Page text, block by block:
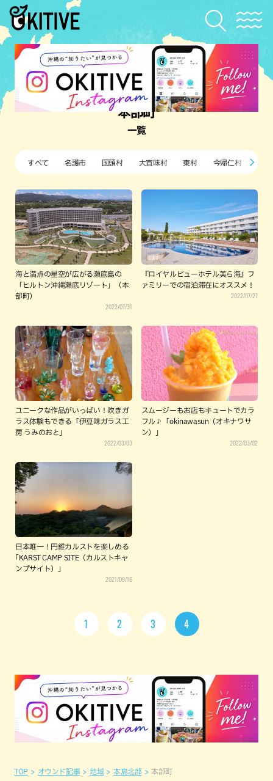
本部町
一覧
すべて 名護市 国頭村 大宜味村 東村 今帰仁村 本部
海と満点の星空が広がる瀬底島の
「ヒルトン沖縄瀬底リゾート」（本
部町）
2022/07/31
『ロイヤルビューホテル美ら海』フ
ァミリーでの宿泊滞在にオススメ！
2022/07/27
ユニークな作品がいっぱい！吹きガ
ラス体験もできる「伊豆味ガラス工
房 うみのおと」
2022/03/03
スムージーもお店もキュートでカラ
フル♪「okinawasun（オキナワサ
ン）」
2022/03/02
日本唯一！円錐カルストを楽しめる
｢KARST CAMP SITE（カルストキャ
ンプサイト）」
2021/09/16
1 2 3 4
TOP オウンド記事 地域 本島北部 本部町